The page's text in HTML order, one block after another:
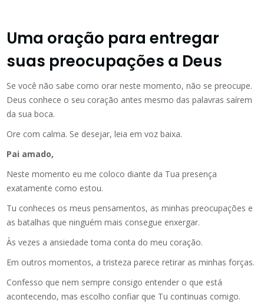
Uma oração para entregar
suas preocupações a Deus
Se você não sabe como orar neste momento, não se preocupe.
Deus conhece o seu coração antes mesmo das palavras saírem
da sua boca.
Ore com calma. Se desejar, leia em voz baixa.
Pai amado,
Neste momento eu me coloco diante da Tua presença
exatamente como estou.
Tu conheces os meus pensamentos, as minhas preocupações e
as batalhas que ninguém mais consegue enxergar.
Às vezes a ansiedade toma conta do meu coração.
Em outros momentos, a tristeza parece retirar as minhas forças.
Confesso que nem sempre consigo entender o que está
acontecendo, mas escolho confiar que Tu continuas comigo.